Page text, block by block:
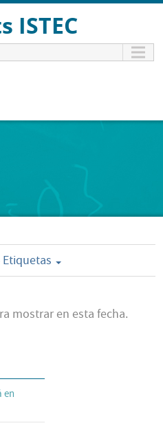
ISTEC
Etiquetas
mostrar en esta fecha.
en